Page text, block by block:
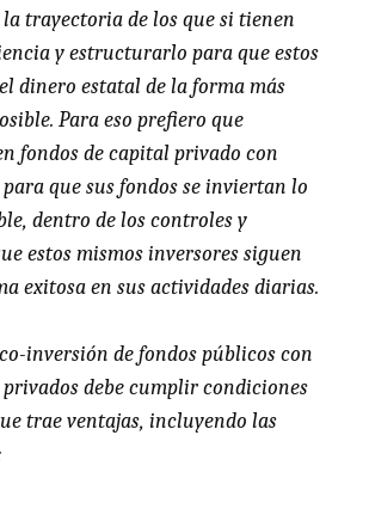
trayectoria de los que si tienen
y estructurarlo para que estos
dinero estatal de la forma más
Para eso prefiero que
fondos de capital privado con
que sus fondos se inviertan lo
dentro de los controles y
estos mismos inversores siguen
exitosa en sus actividades diarias.
inversión de fondos públicos con
debe cumplir condiciones
trae ventajas, incluyendo las